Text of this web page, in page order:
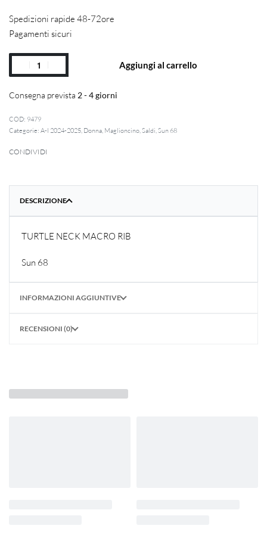
Spedizioni rapide 48-72ore
Pagamenti sicuri
Aggiungi al carrello
Consegna prevista 2 - 4 giorni
9479
Categorie: A-I 2024-2025, Donna, Maglioncino,Saldi,Sun 68
CONDIVIDI
DESCRIZIONE
TURTLE NECK MACRO RIB
Sun 68
INFORMAZIONI AGGIUNTIVE
RECENSIONI (0)